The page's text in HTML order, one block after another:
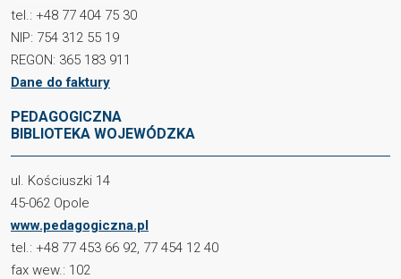
tel.: +48 77 404 75 30
NIP: 754 312 55 19
REGON: 365 183 911
Dane do faktury
PEDAGOGICZNA
BIBLIOTEKA WOJEWÓDZKA
ul. Kościuszki 14
45-062 Opole
www.pedagogiczna.pl
tel.: +48 77 453 66 92, 77 454 12 40
fax wew.: 102